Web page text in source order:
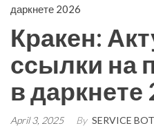
даркнете 2026
Кракен:
ссылки на
в даркнете
April 3, 2025 By SERVICE BOT